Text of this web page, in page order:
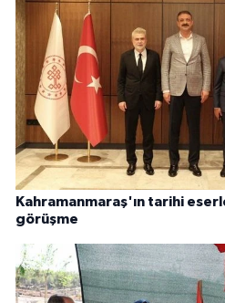
Kahramanmaraş'ın tarihi
görüşme